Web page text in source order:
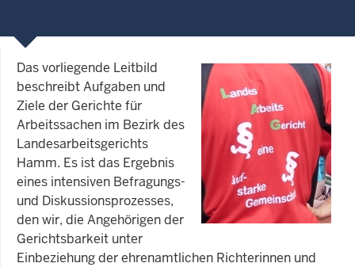
Das vorliegende Leitbild
beschreibt Aufgaben und
Ziele der Gerichte für
Arbeitssachen im Bezirk des
Landesarbeitsgerichts
Hamm. Es ist das Ergebnis
eines intensiven Befragungs-
und Diskussionsprozesses,
den wir, die Angehörigen der
Gerichtsbarkeit unter
Einbeziehung der ehrenamtlichen Richterinnen und